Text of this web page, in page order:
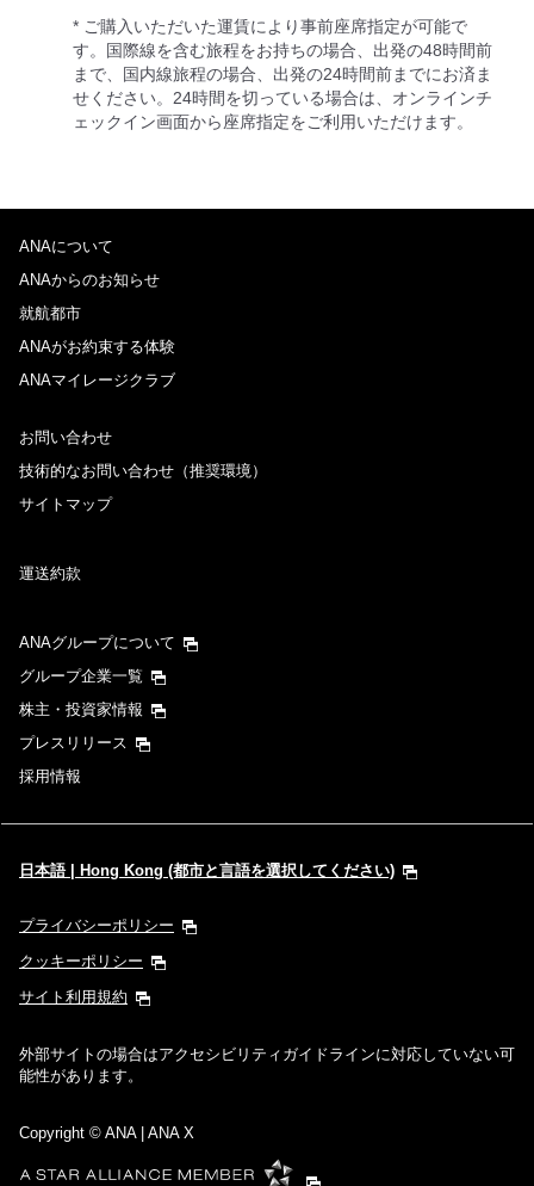
* ご購入いただいた運賃により事前座席指定が可能で
す。国際線を含む旅程をお持ちの場合、出発の48時間前
まで、国内線旅程の場合、出発の24時間前までにお済ま
せください。24時間を切っている場合は、オンラインチ
ェックイン画面から座席指定をご利用いただけます。
ANAについて
ANAからのお知らせ
就航都市
ANAがお約束する体験
ANAマイレージクラブ
お問い合わせ
技術的なお問い合わせ（推奨環境）
サイトマップ
運送約款
ANAグループについて
グループ企業一覧
株主・投資家情報
プレスリリース
採用情報
日本語 | Hong Kong (都市と言語を選択してください)
プライバシーポリシー
クッキーポリシー
サイト利用規約
外部サイトの場合はアクセシビリティガイドラインに対応していない可
能性があります。
Copyright © ANA | ANA X